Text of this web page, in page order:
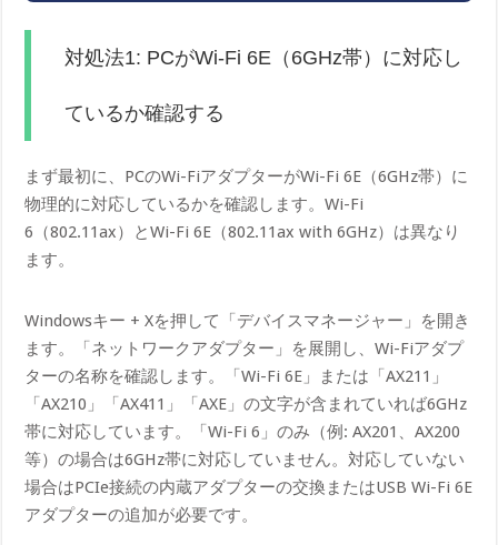
対処法1: PCがWi-Fi 6E（6GHz帯）に対応し
ているか確認する
まず最初に、PCのWi-FiアダプターがWi-Fi 6E（6GHz帯）に
物理的に対応しているかを確認します。Wi-Fi
6（802.11ax）とWi-Fi 6E（802.11ax with 6GHz）は異なり
ます。
Windowsキー + Xを押して「デバイスマネージャー」を開き
ます。「ネットワークアダプター」を展開し、Wi-Fiアダプ
ターの名称を確認します。「Wi-Fi 6E」または「AX211」
「AX210」「AX411」「AXE」の文字が含まれていれば6GHz
帯に対応しています。「Wi-Fi 6」のみ（例: AX201、AX200
等）の場合は6GHz帯に対応していません。対応していない
場合はPCIe接続の内蔵アダプターの交換またはUSB Wi-Fi 6E
アダプターの追加が必要です。